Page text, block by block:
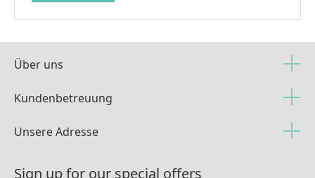
Über uns
Kundenbetreuung
Unsere Adresse
Sign up for our special offers